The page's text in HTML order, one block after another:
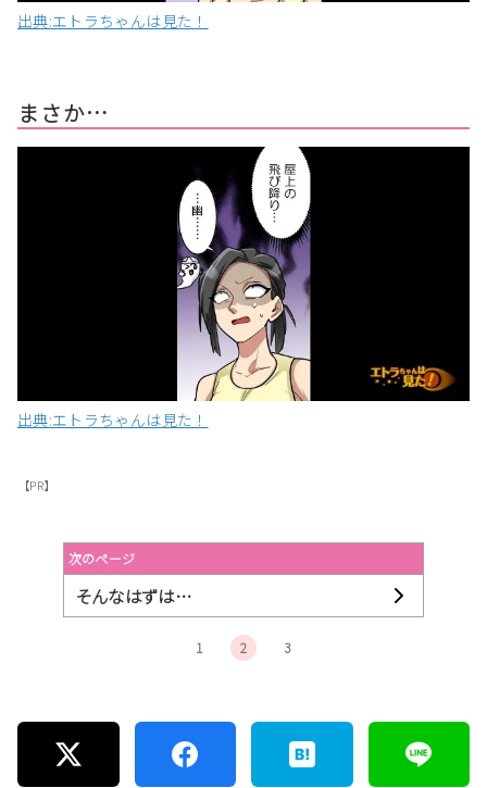
出典:エトラちゃんは見た！
まさか…
出典:エトラちゃんは見た！
【PR】
次のページ
そんなはずは…
1 2 3